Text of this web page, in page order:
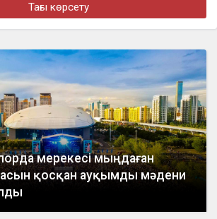
апатынан қаза тапқан қыздың әкесі
снизился
Тағы көрсету
мерекесі мыңдаған
қосқан ауқымды мәдени